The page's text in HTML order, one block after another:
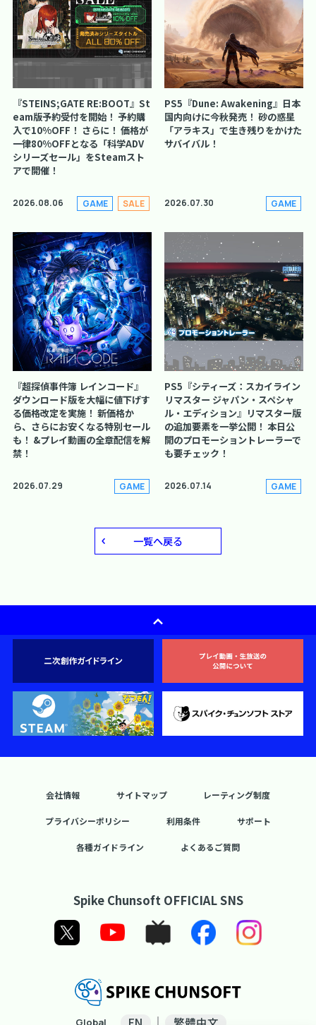
『STEINS;GATE RE:BOOT』St
eam版予約受付を開始！ 予約購
入で10%OFF！ さらに！ 価格が
一律80%OFFとなる「科学ADV
シリーズセール」をSteamスト
アで開催！
2026.08.06 GAME SALE
PS5『Dune: Awakening』日本
国内向けに今秋発売！ 砂の惑星
「アラキス」で生き残りをかけた
サバイバル！
2026.07.30 GAME
『超探偵事件簿 レインコード』
ダウンロード版を大幅に値下げす
る価格改定を実施！ 新価格か
ら、さらにお安くなる特別セール
も！ &プレイ動画の全章配信を解
禁！
2026.07.29 GAME
PS5『シティーズ：スカイライン
リマスター ジャパン・スペシャ
ル・エディション』リマスター版
の追加要素を一挙公開！ 本日公
開のプロモーショントレーラーで
も要チェック！
2026.07.14 GAME
一覧へ戻る
会社情報 サイトマップ レーティング制度
プライバシーポリシー 利用条件 サポート
各種ガイドライン よくあるご質問
Spike Chunsoft OFFICIAL SNS
Global